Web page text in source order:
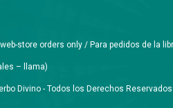
web-store orders only / Para pedidos de la
– llama)
Divino - Todos los Derechos Reservados